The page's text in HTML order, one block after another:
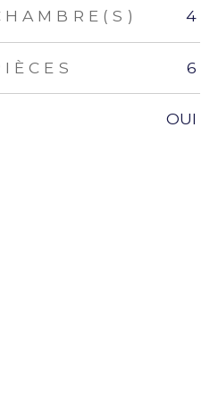
4
6
OUI